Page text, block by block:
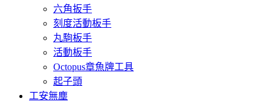
六角扳手
刻度活動板手
丸駒板手
活動板手
Octopus章魚牌工具
起子頭
工安無塵